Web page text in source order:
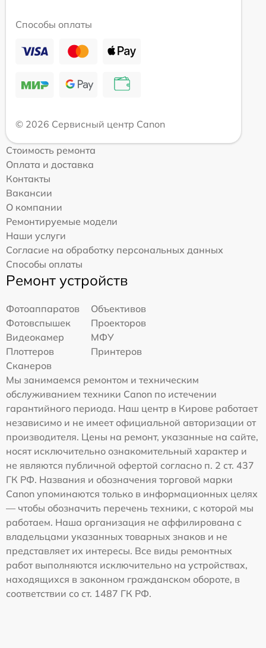
Способы оплаты
© 2026 Сервисный центр Canon
Стоимость ремонта
Оплата и доставка
Контакты
Вакансии
О компании
Ремонтируемые модели
Наши услуги
Согласие на обработку персональных данных
Способы оплаты
Ремонт устройств
Фотоаппаратов
Объективов
Фотовспышек
Проекторов
Видеокамер
МФУ
Плоттеров
Принтеров
Сканеров
Мы занимаемся ремонтом и техническим
обслуживанием техники Canon по истечении
гарантийного периода. Наш центр в Кирове работает
независимо и не имеет официальной авторизации от
производителя. Цены на ремонт, указанные на сайте,
носят исключительно ознакомительный характер и
не являются публичной офертой согласно п. 2 ст. 437
ГК РФ. Названия и обозначения торговой марки
Canon упоминаются только в информационных целях
— чтобы обозначить перечень техники, с которой мы
работаем. Наша организация не аффилирована с
владельцами указанных товарных знаков и не
представляет их интересы. Все виды ремонтных
работ выполняются исключительно на устройствах,
находящихся в законном гражданском обороте, в
соответствии со ст. 1487 ГК РФ.